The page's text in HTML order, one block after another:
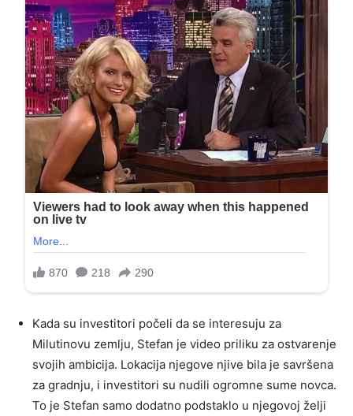
Kada su investitori počeli da se interesuju za
Milutinovu zemlju, Stefan je video priliku za ostvarenje
svojih ambicija. Lokacija njegove njive bila je savršena
za gradnju, i investitori su nudili ogromne sume novca.
To je Stefan samo dodatno podstaklo u njegovoj želji